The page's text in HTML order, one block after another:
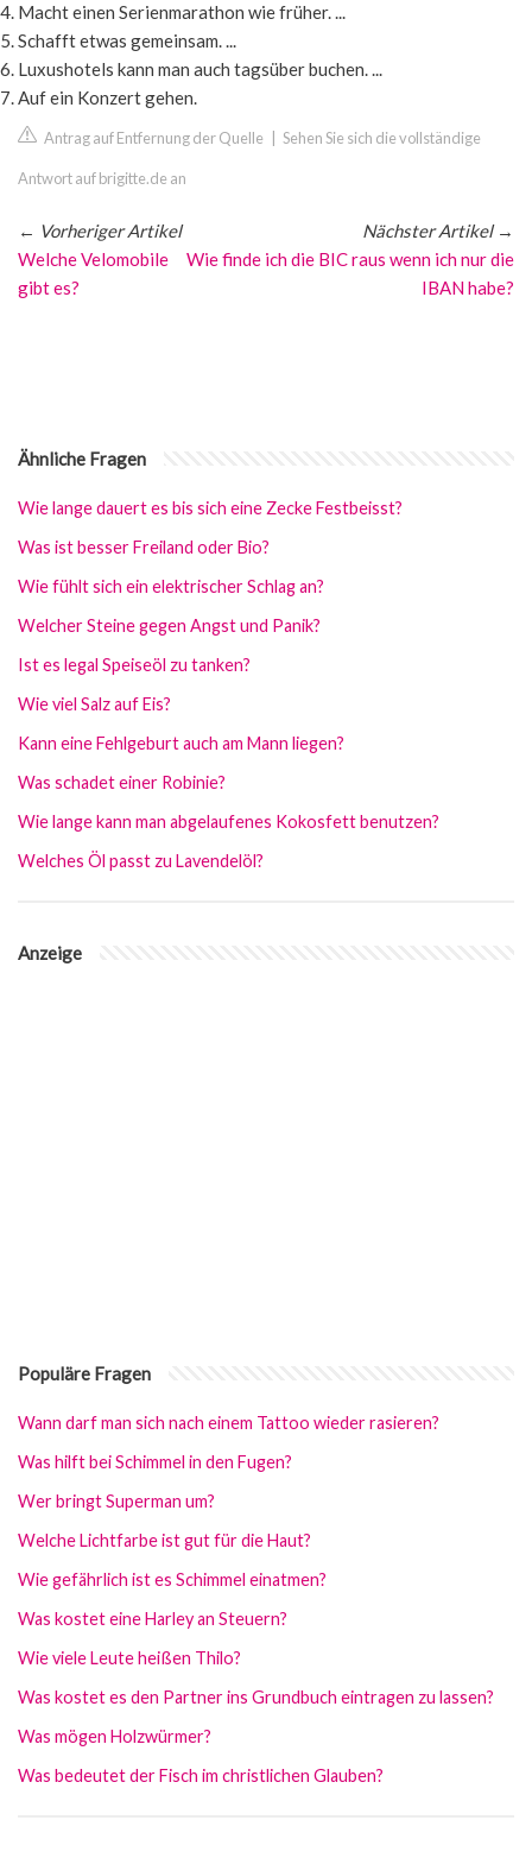
Macht einen Serienmarathon wie früher. ...
Schafft etwas gemeinsam. ...
Luxushotels kann man auch tagsüber buchen. ...
Auf ein Konzert gehen.
Antrag auf Entfernung der Quelle Sehen Sie sich die vollständige
Antwort auf brigitte.de an
← Vorheriger Artikel
Welche Velomobile
gibt es?
Nächster Artikel→
Wie finde ich die BIC raus wenn ich nur die
IBAN habe?
Ähnliche Fragen
Wie lange dauert es bis sich eine Zecke Festbeisst?
Was ist besser Freiland oder Bio?
Wie fühlt sich ein elektrischer Schlag an?
Welcher Steine gegen Angst und Panik?
Ist es legal Speiseöl zu tanken?
Wie viel Salz auf Eis?
Kann eine Fehlgeburt auch am Mann liegen?
Was schadet einer Robinie?
Wie lange kann man abgelaufenes Kokosfett benutzen?
Welches Öl passt zu Lavendelöl?
Anzeige
Populäre Fragen
Wann darf man sich nach einem Tattoo wieder rasieren?
Was hilft bei Schimmel in den Fugen?
Wer bringt Superman um?
Welche Lichtfarbe ist gut für die Haut?
Wie gefährlich ist es Schimmel einatmen?
Was kostet eine Harley an Steuern?
Wie viele Leute heißen Thilo?
Was kostet es den Partner ins Grundbuch eintragen zu lassen?
Was mögen Holzwürmer?
Was bedeutet der Fisch im christlichen Glauben?